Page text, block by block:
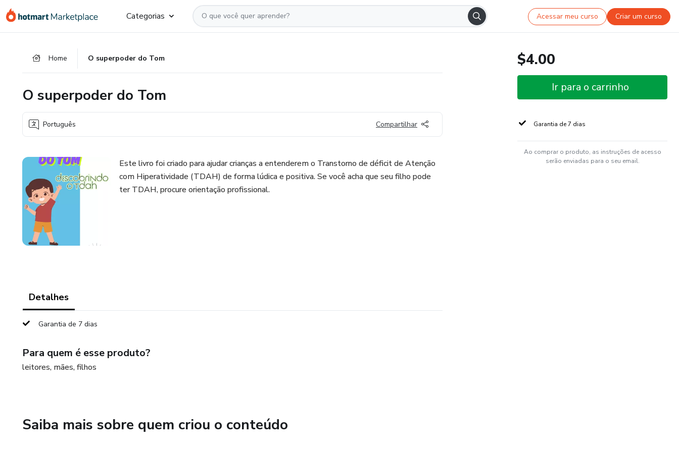
para
para
para
Categorias Acessar meu curso Criar um curso
Home O superpoder do Tom
O superpoder do Tom
Português Compartilhar
Este livro foi criado para ajudar crianças a entenderem o Transtorno de déficit de Atenção
com Hiperatividade (TDAH) de forma lúdica e positiva. Se você acha que seu filho pode
ter TDAH, procure orientação profissional.
Detalhes
Garantia de 7 dias
Para quem é esse produto?
leitores, mães, filhos
Saiba mais sobre quem criou o conteúdo
$4.00
Ir para o carrinho
Garantia de 7 dias
Ao comprar o produto, as instruções de acesso
serão enviadas para o seu email.